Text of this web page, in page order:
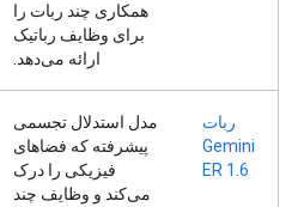
همکاری چند ربات را
برای وظایف رباتیک
ارائه می‌دهد.
ربات
Gemini
ER 1.6
مدل استدلال تجسمی
پیشرفته که فضاهای
فیزیکی را درک
می‌کند و وظایف چند